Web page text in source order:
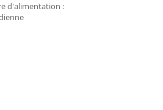
d'alimentation :